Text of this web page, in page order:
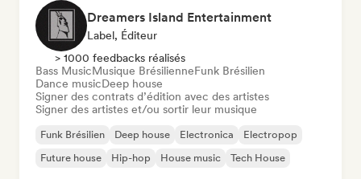
Dreamers Island Entertainment
Label, Éditeur
> 1000 feedbacks réalisés
Bass MusicMusique BrésilienneFunk Brésilien
Dance musicDeep house
Signer des contrats d’édition avec des artistes
Signer des artistes et/ou sortir leur musique
Funk Brésilien Deep house Electronica
Electropop
Future house
Hip-hop House music Tech House